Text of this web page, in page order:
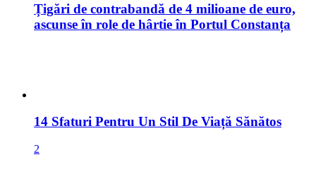
Țigări de contrabandă de 4 milioane de euro,
ascunse în role de hârtie în Portul Constanța
14 Sfaturi Pentru Un Stil De Viață Sănătos
2